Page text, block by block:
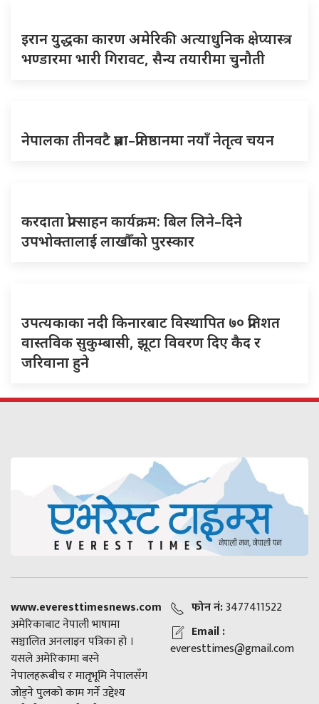
इरान युद्धका कारण अमेरिकी अत्याधुनिक क्षेप्यास्त्र
भण्डारमा भारी गिरावट, सैन्य तयारीमा चुनौती
नेपालका तीनवटै प्रज्ञा–प्रतिष्ठानमा नयाँ नेतृत्व चयन
करदाता प्रोत्साहन कार्यक्रम: बिल लिने–दिने
उपभोक्तालाई लाखौँको पुरस्कार
उपत्यकाका नदी किनारबाट विस्थापित ७० प्रतिशत
वास्तविक सुकुम्बासी, झूटा विवरण दिए कैद र
जरिवाना हुने
www.everesttimesnews.com
अमेरिकाबाट नेपाली भाषामा
सञ्चालित अनलाइन पत्रिका हो ।
यसले अमेरिकामा बस्ने
नेपालहरूबीच र मातृभूमि नेपालसँग
जोड्ने पुलको काम गर्ने उद्देश्य
फोन नं:3477411522
Email :
everesttimes@gmail.com